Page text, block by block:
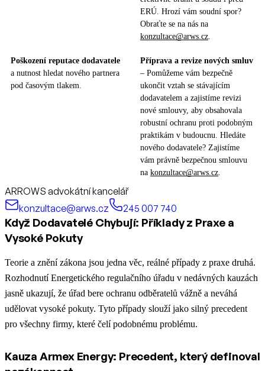
ERÚ. Hrozí vám soudní spor?
Obraťte se na nás na
konzultace@arws.cz
Poškození reputace dodavatele
a nutnost hledat nového partnera
pod časovým tlakem.
Příprava a revize nových smluv
– Pomůžeme vám bezpečně
ukončit vztah se stávajícím
dodavatelem a zajistíme revizi
nové smlouvy, aby obsahovala
robustní ochranu proti podobným
praktikám v budoucnu. Hledáte
nového dodavatele? Zajistíme
vám právně bezpečnou smlouvu
na konzultace@arws.cz
ARROWS advokátní kancelář
konzultace@arws.cz
245 007 740
Když Dodavatelé Chybují: Příklady z Praxe a
Vysoké Pokuty
Teorie a znění zákona jsou jedna věc, reálné případy z praxe druhá.
Rozhodnutí Energetického regulačního úřadu v nedávných kauzách
jasně ukazují, že úřad bere ochranu odběratelů vážně a neváhá
udělovat vysoké pokuty. Tyto případy slouží jako silný precedent
pro všechny firmy, které čelí podobnému problému.
Kauza Armex Energy: Precedent, který definoval